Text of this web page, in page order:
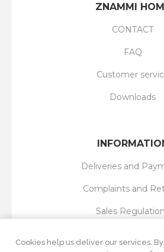
ZNAMMI
CONTACT
FAQ
Customer
Downloads
Deliveries and
Complaints and
Sales
Cookies help us deliver our services.